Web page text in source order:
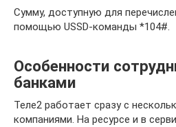
Сумму, доступную для
помощью USSD-команды *104#.
Особенности
банками
Теле2 работает сразу с
компаниями. На ресурсе и в